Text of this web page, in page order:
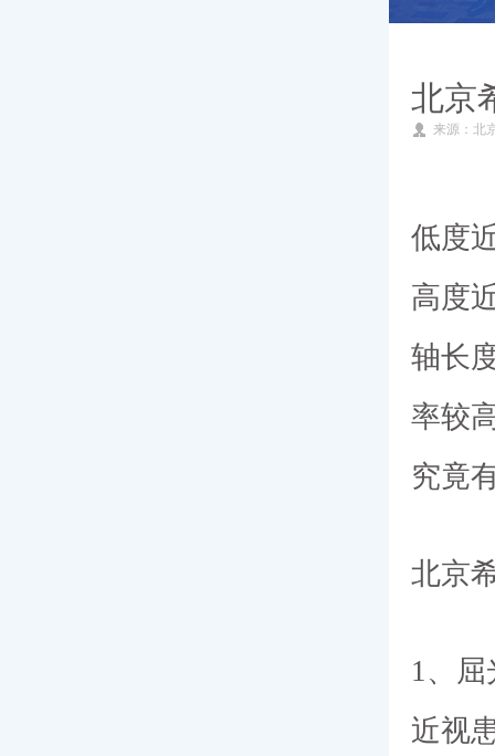
北京
来源：北
低度
高度
轴长
率较
究竟
北京
1、
近视